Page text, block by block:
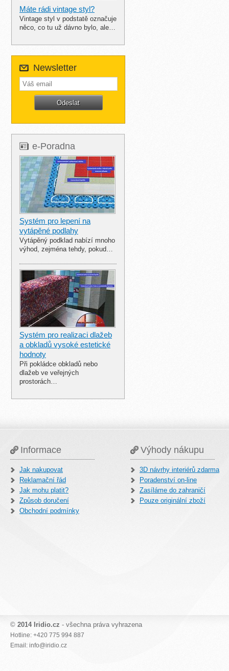
Máte rádi vintage styl?
Vintage styl v podstatě označuje
něco, co tu už dávno bylo, ale…
Newsletter
e-Poradna
Systém pro lepení na
vytápěné podlahy
Vytápěný podklad nabízí mnoho
výhod, zejména tehdy, pokud…
Systém pro realizaci dlažeb
a obkladů vysoké estetické
hodnoty
Při pokládce obkladů nebo
dlažeb ve veřejných
prostorách…
Informace
Jak nakupovat
Reklamační řád
Jak mohu platit?
Způsob doručení
Obchodní podmínky
Výhody nákupu
3D návrhy interiérů zdarma
Poradenství on-line
Zasíláme do zahraničí
Pouze originální zboží
© 2014 Iridio.cz - všechna práva vyhrazena
Hotline: +420 775 994 887
Email: info@iridio.cz